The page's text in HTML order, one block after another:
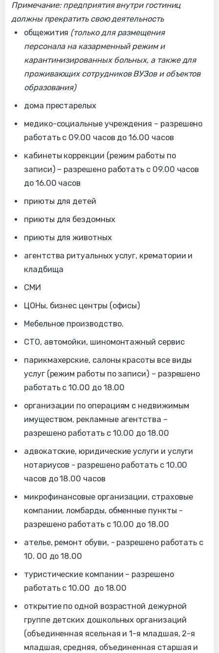
Примечание: предприятия внутри гостиниц
должны прекратить свою деятельность
общежития (только для размещения
персонала на казарменный режим и
карантинизированных больных, а также для
проживающих сотрудников ВУЗов и объектов
образования)
дома престарелых
медико-социальные учреждения – разрешено
работать с 09.00 часов до 16.00 часов
кабинеты коррекции (режим работы по
записи) – разрешено работать с 09.00 часов
до 16.00 часов
приюты для детей
приюты для бездомных
приюты для животных
агентства ритуальных услуг, крематории и
кладбища
СМИ
ЦОНы, бизнес центры (офисы)
Мебельное производство.
СТО, автомойки, шиномонтажный сервис
парикмахерские, салоны красоты все виды
услуг (режим работы по записи) – разрешено
работать с 10.00 до 18.00
организации по операциям с недвижимым
имуществом, рекламные агентства –
разрешено работать с 10.00 до 18.00
адвокатские, юридические услуги и услуги
нотариусов - разрешено работать с 10.00
часов до 18.00 часов
микрофинансовые организации, страховые
компании, ломбарды, обменные пункты -
разрешено работать с 10.00 до 18.00
ателье, ремонт обуви, - разрешено работать c
10. 00 до 18.00
туристические компании – разрешено
работать с 10.00 до 18.00
открытие по одной возрастной дежурной
группе детских дошкольных организаций
(объединенная ясельная и 1-я младшая, 2-я
младшая, средняя, объединенная старшая и